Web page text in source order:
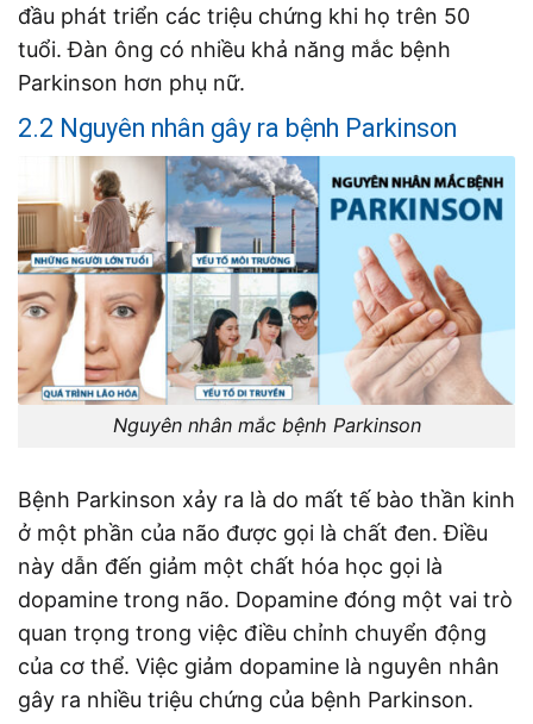
đầu phát triển các triệu chứng khi họ trên 50
tuổi. Đàn ông có nhiều khả năng mắc bệnh
Parkinson hơn phụ nữ.
2.2 Nguyên nhân gây ra bệnh Parkinson
Nguyên nhân mắc bệnh Parkinson
Bệnh Parkinson xảy ra là do mất tế bào thần kinh
ở một phần của não được gọi là chất đen. Điều
này dẫn đến giảm một chất hóa học gọi là
dopamine trong não. Dopamine đóng một vai trò
quan trọng trong việc điều chỉnh chuyển động
của cơ thể. Việc giảm dopamine là nguyên nhân
gây ra nhiều triệu chứng của bệnh Parkinson.